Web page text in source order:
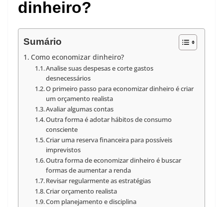
dinheiro?
Sumário
Como economizar dinheiro?
Analise suas despesas e corte gastos
desnecessários
O primeiro passo para economizar dinheiro é criar
um orçamento realista
Avaliar algumas contas
Outra forma é adotar hábitos de consumo
consciente
Criar uma reserva financeira para possíveis
imprevistos
Outra forma de economizar dinheiro é buscar
formas de aumentar a renda
Revisar regularmente as estratégias
Criar orçamento realista
Com planejamento e disciplina